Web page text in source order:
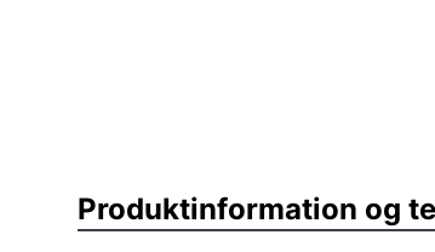
Produktinformation og